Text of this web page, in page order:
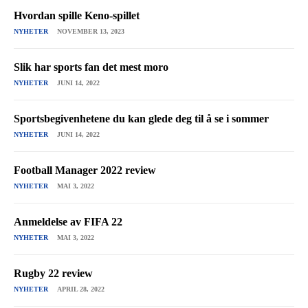
Hvordan spille Keno-spillet
NYHETER NOVEMBER 13, 2023
Slik har sports fan det mest moro
NYHETER JUNI 14, 2022
Sportsbegivenhetene du kan glede deg til å se i sommer
NYHETER JUNI 14, 2022
Football Manager 2022 review
NYHETER MAI 3, 2022
Anmeldelse av FIFA 22
NYHETER MAI 3, 2022
Rugby 22 review
NYHETER APRIL 28, 2022